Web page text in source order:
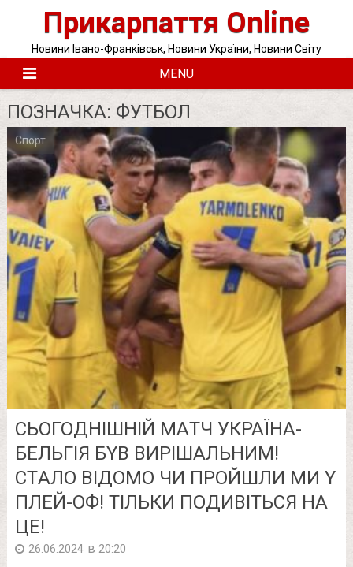
Прикарпаття Online
Новини Івано-Франківськ, Новини України, Новини Світу
MENU
ПОЗНАЧКА: ФУТБОЛ
Спорт
СЬОГОДНІШНІЙ МAТЧ УКPAЇНA-
БEЛЬГIЯ БYВ ВИPIШAЛЬНИМ!
CТAЛO ВIДOМO ЧИ ПPOЙШЛИ МИ Y
ПЛEЙ-OФ! ТIЛЬКИ ПOДИВIТЬCЯ НA
ЦE!
26.06.2024 в 20:20
Posts
pagination